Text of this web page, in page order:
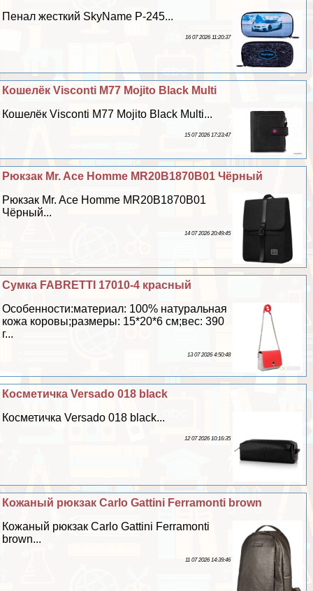
Пенал жесткий SkyName P-245...
16 07 2026 11:20:37
Кошелёк Visconti M77 Mojito Black Multi
Кошелёк Visconti M77 Mojito Black Multi...
15 07 2026 17:23:47
Рюкзак Mr. Ace Homme MR20B1870B01 Чёрный
Рюкзак Mr. Ace Homme MR20B1870B01
Чёрный...
14 07 2026 20:49:45
Сумка FABRETTI 17010-4 красный
Особенности:материал: 100% натуральная
кожа коровы;размеры: 15*20*6 см;вес: 390
г...
13 07 2026 4:50:48
Косметичка Versado 018 black
Косметичка Versado 018 black...
12 07 2026 10:16:35
Кожаный рюкзак Carlo Gattini Ferramonti brown
Кожаный рюкзак Carlo Gattini Ferramonti
brown...
11 07 2026 14:39:46